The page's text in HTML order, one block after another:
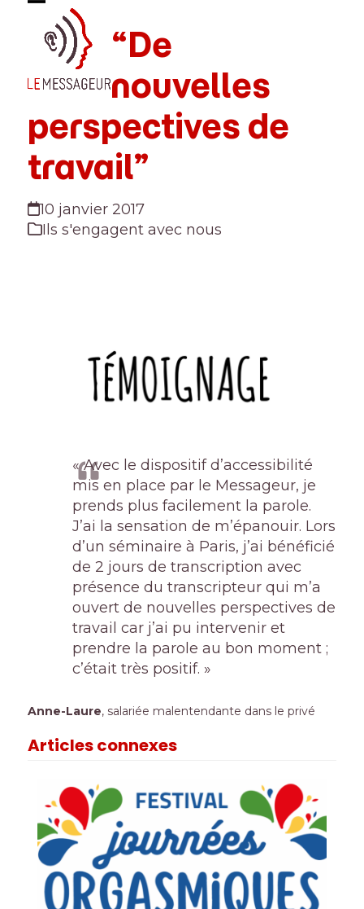
content
Open
mobile
menu
Close
mobile
menu
“De
nouvelles
perspectives de
travail”
10 janvier 2017
Ils s'engagent avec nous
« Avec le dispositif d’accessibilité
mis en place par le Messageur, je
prends plus facilement la parole.
J’ai la sensation de m’épanouir. Lors
d’un séminaire à Paris, j’ai bénéficié
de 2 jours de transcription avec
présence du transcripteur qui m’a
ouvert de nouvelles perspectives de
travail car j’ai pu intervenir et
prendre la parole au bon moment ;
c’était très positif. »
Anne-Laure, salariée malentendante dans le privé
Articles connexes